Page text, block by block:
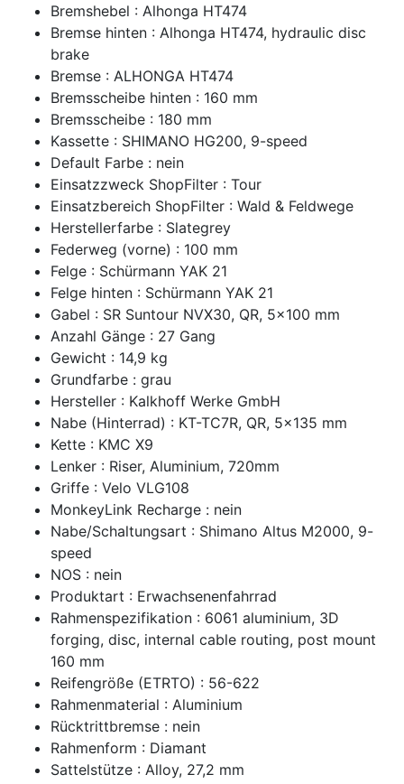
Bremshebel : Alhonga HT474
Bremse hinten : Alhonga HT474, hydraulic disc
brake
Bremse : ALHONGA HT474
Bremsscheibe hinten : 160 mm
Bremsscheibe : 180 mm
Kassette : SHIMANO HG200, 9-speed
Default Farbe : nein
Einsatzzweck ShopFilter : Tour
Einsatzbereich ShopFilter : Wald & Feldwege
Herstellerfarbe : Slategrey
Federweg (vorne) : 100 mm
Felge : Schürmann YAK 21
Felge hinten : Schürmann YAK 21
Gabel : SR Suntour NVX30, QR, 5x100 mm
Anzahl Gänge : 27 Gang
Gewicht : 14,9 kg
Grundfarbe : grau
Hersteller : Kalkhoff Werke GmbH
Nabe (Hinterrad) : KT-TC7R, QR, 5x135 mm
Kette : KMC X9
Lenker : Riser, Aluminium, 720mm
Griffe : Velo VLG108
MonkeyLink Recharge : nein
Nabe/Schaltungsart : Shimano Altus M2000, 9-
speed
NOS : nein
Produktart : Erwachsenenfahrrad
Rahmenspezifikation : 6061 aluminium, 3D
forging, disc, internal cable routing, post mount
160 mm
Reifengröße (ETRTO) : 56-622
Rahmenmaterial : Aluminium
Rücktrittbremse : nein
Rahmenform : Diamant
Sattelstütze : Alloy, 27,2 mm